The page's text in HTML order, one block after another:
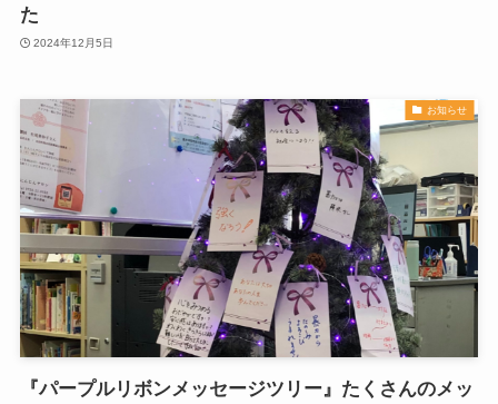
た
2024年12月5日
お知らせ
『パープルリボンメッセージツリー』たくさんのメッ